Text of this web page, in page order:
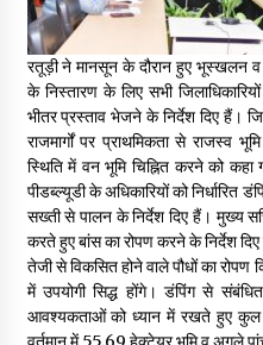
May 16,
Thought Of
May 14,
Thought Of
May 13,
Thought Of
May 12,
रतूड़ी ने मानसून के दौरान हुए भूस्खलन व
के निस्तारण के लिए सभी
भीतर प्रस्ताव भेजने के निर्देश दिए हैं।
राजमार्गों पर प्राथमिकता से राजस्व
स्थिति में वन भूमि चिह्नित करने को
पीडब्ल्यूडी के अधिकारियों को निर्धारित
सख्ती से पालन के निर्देश दिए हैं। मुख्य
करते हुए बांस का रोपण करने के निर्देश
तेजी से विकसित होने वाले पौधों का रोपण
में उपयोगी सिद्ध होंगे। डंपिंग से
आवश्यकताओं को ध्यान में रखते हुए कुल